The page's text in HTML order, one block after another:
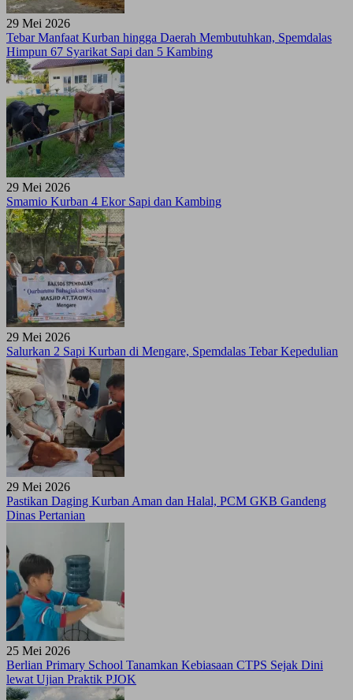
29 Mei 2026
Tebar Manfaat Kurban hingga Daerah Membutuhkan, Spemdalas
Himpun 67 Syarikat Sapi dan 5 Kambing
29 Mei 2026
Smamio Kurban 4 Ekor Sapi dan Kambing
29 Mei 2026
Salurkan 2 Sapi Kurban di Mengare, Spemdalas Tebar Kepedulian
29 Mei 2026
Pastikan Daging Kurban Aman dan Halal, PCM GKB Gandeng
Dinas Pertanian
25 Mei 2026
Berlian Primary School Tanamkan Kebiasaan CTPS Sejak Dini
lewat Ujian Praktik PJOK